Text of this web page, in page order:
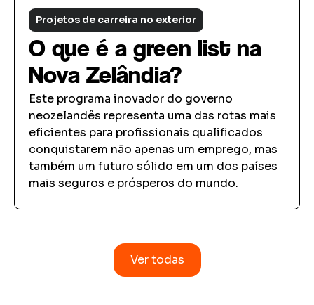
Projetos de carreira no exterior
O que é a green list na
Nova Zelândia?
Este programa inovador do governo
neozelandês representa uma das rotas mais
eficientes para profissionais qualificados
conquistarem não apenas um emprego, mas
também um futuro sólido em um dos países
mais seguros e prósperos do mundo.
Ver todas